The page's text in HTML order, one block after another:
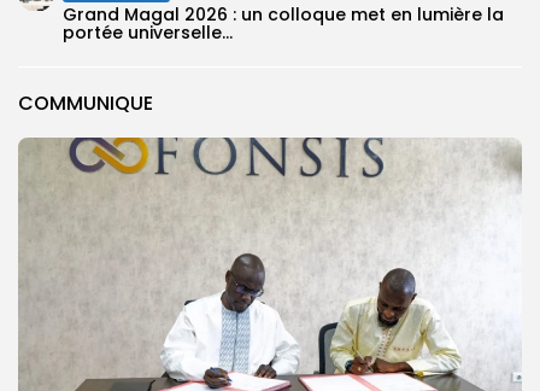
COMMUNIQUE
Grand Magal 2026 : un colloque met en lumière la
portée universelle...